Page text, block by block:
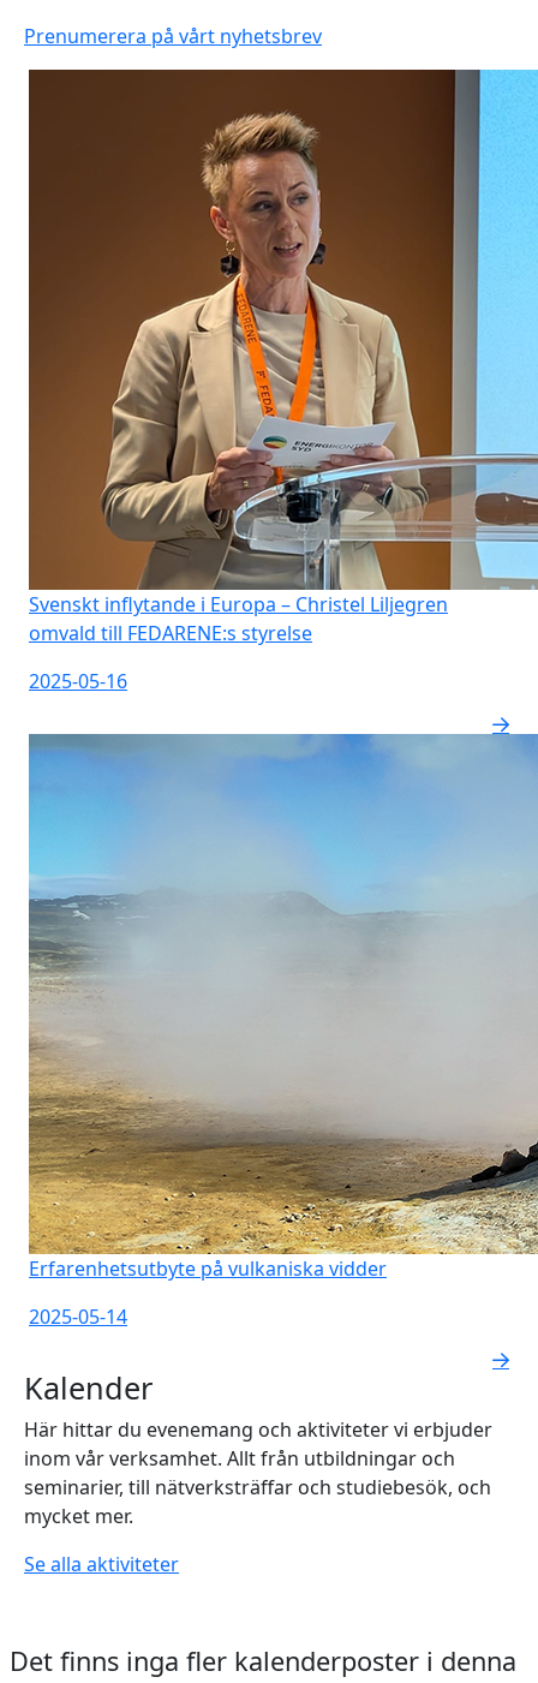
Prenumerera på vårt nyhetsbrev
Svenskt inflytande i Europa – Christel Liljegren
omvald till FEDARENE:s styrelse
2025-05-16
Erfarenhetsutbyte på vulkaniska vidder
2025-05-14
Kalender
Här hittar du evenemang och aktiviteter vi erbjuder
inom vår verksamhet. Allt från utbildningar och
seminarier, till nätverksträffar och studiebesök, och
mycket mer.
Se alla aktiviteter
Det finns inga fler kalenderposter i denna